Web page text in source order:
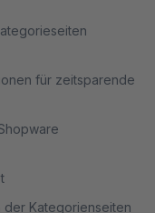
für zeitsparende
der Kategorienseiten